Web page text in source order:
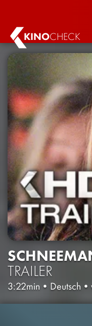
KINOCHECK
TRAILER
3:22min • Deutsch •